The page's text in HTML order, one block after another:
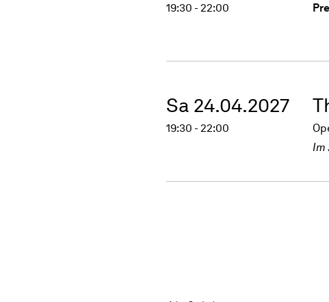
19:30 - 22:00
Sa 24.04.2027
19:30 - 22:00
Im